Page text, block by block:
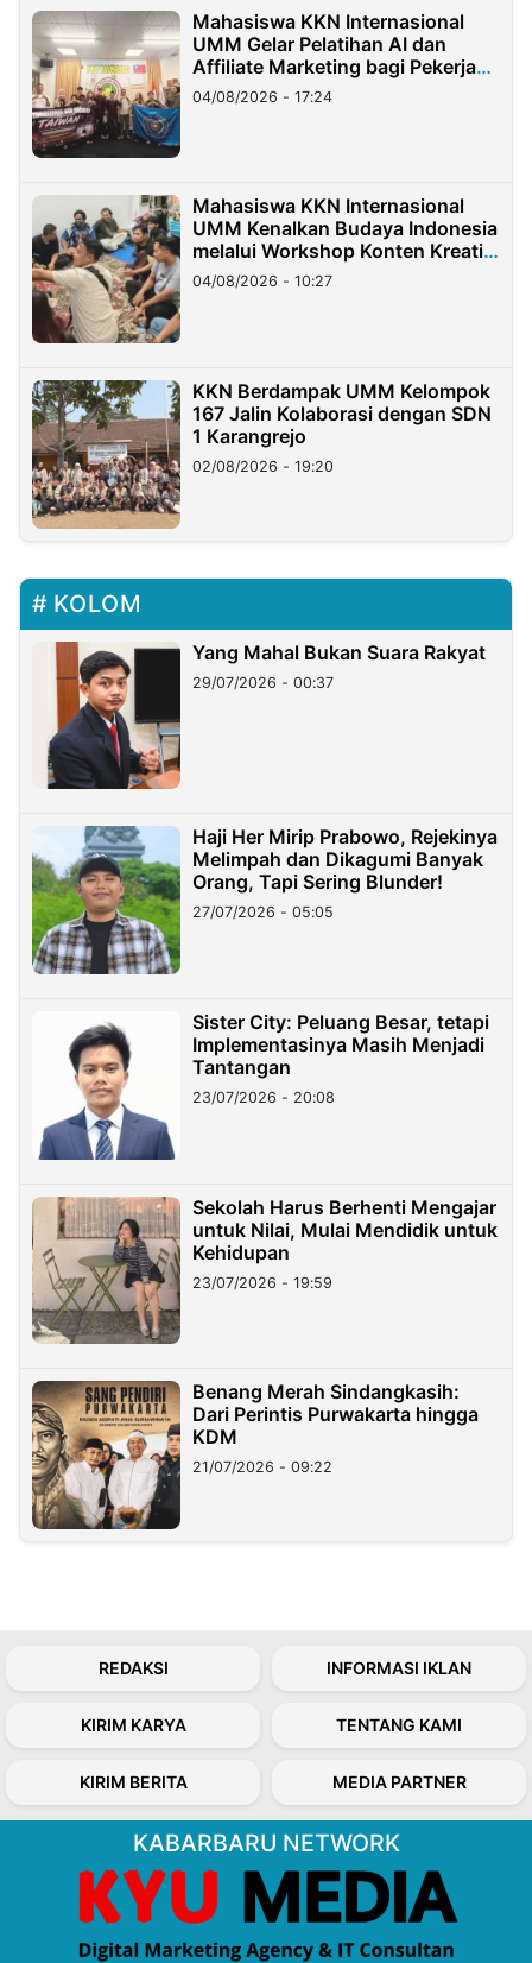
Mahasiswa KKN Internasional
UMM Gelar Pelatihan AI dan
Affiliate Marketing bagi Pekerja
Migran Indonesia di Taiwan
04/08/2026 - 17:24
Mahasiswa KKN Internasional
UMM Kenalkan Budaya Indonesia
melalui Workshop Konten Kreatif
di Taiwan
04/08/2026 - 10:27
KKN Berdampak UMM Kelompok
167 Jalin Kolaborasi dengan SDN
1 Karangrejo
02/08/2026 - 19:20
KOLOM
Yang Mahal Bukan Suara Rakyat
29/07/2026 - 00:37
Haji Her Mirip Prabowo, Rejekinya
Melimpah dan Dikagumi Banyak
Orang, Tapi Sering Blunder!
27/07/2026 - 05:05
Sister City: Peluang Besar, tetapi
Implementasinya Masih Menjadi
Tantangan
23/07/2026 - 20:08
Sekolah Harus Berhenti Mengajar
untuk Nilai, Mulai Mendidik untuk
Kehidupan
23/07/2026 - 19:59
Benang Merah Sindangkasih:
Dari Perintis Purwakarta hingga
KDM
21/07/2026 - 09:22
REDAKSI INFORMASI IKLAN
KIRIM KARYA TENTANG KAMI
KIRIM BERITA MEDIA PARTNER
KABARBARU NETWORK